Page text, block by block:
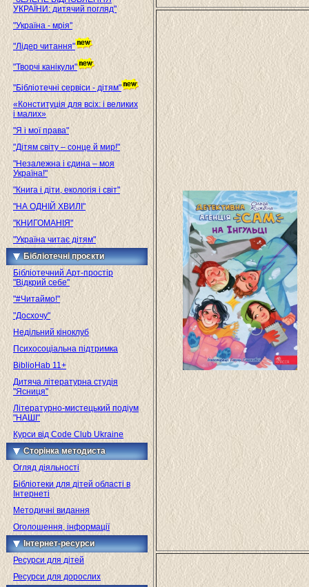
УКРАЇНИ: дитячий погляд"
"Україна - мрія"
"Лідер читання"
"Творчі канікули"
"Бібліотечні сервіси - дітям"
«Конституція для всіх: і великих
і малих»
"Я і мої права"
"Дітям світу – сонце й мир!"
"Незалежна і єдина – моя
Україна!"
"Книга і діти, екологія і світ"
"НА ОДНІЙ ХВИЛІ"
"КНИГОМАНІЯ"
"Україна читає дітям"
Бібліотечні проєкти
Бібліотечний Арт-простір
"Відкрий себе"
"#Читаймо!"
"Досхочу"
Недільний кіноклуб
Психосоціальна підтримка
BiblioHab 11+
Дитяча літературна студія
"Ясниця"
Літературно-мистецький подіум
"НАШІ"
Курси від Code Club Ukraine
Сторінка методиста
Огляд діяльності
Бібліотеки для дітей області в
Інтернеті
Методичні видання
Оголошення, інформації
Інтернет-ресурси
Ресурси для дітей
Ресурси для дорослих